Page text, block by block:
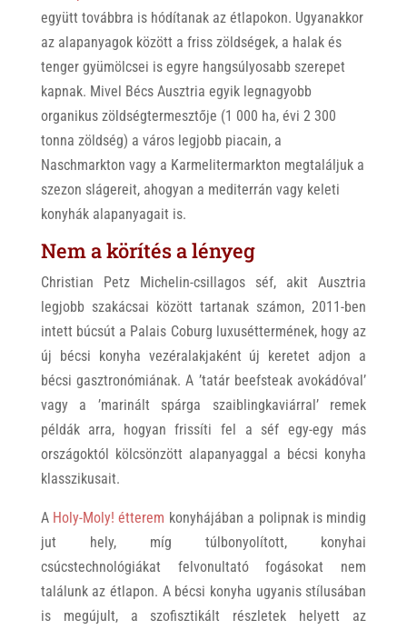
együtt továbbra is hódítanak az étlapokon. Ugyanakkor
az alapanyagok között a friss zöldségek, a halak és
tenger gyümölcsei is egyre hangsúlyosabb szerepet
kapnak. Mivel Bécs Ausztria egyik legnagyobb
organikus zöldségtermesztője (1 000 ha, évi 2 300
tonna zöldség) a város legjobb piacain, a
Naschmarkton vagy a Karmelitermarkton megtaláljuk a
szezon slágereit, ahogyan a mediterrán vagy keleti
konyhák alapanyagait is.
Nem a körítés a lényeg
Christian Petz Michelin-csillagos séf, akit Ausztria
legjobb szakácsai között tartanak számon, 2011-ben
intett búcsút a Palais Coburg luxuséttermének, hogy az
új bécsi konyha vezéralakjaként új keretet adjon a
bécsi gasztronómiának. A ’tatár beefsteak avokádóval’
vagy a ’marinált spárga szaiblingkaviárral’ remek
példák arra, hogyan frissíti fel a séf egy-egy más
országoktól kölcsönzött alapanyaggal a bécsi konyha
klasszikusait.
A Holy-Moly! étterem konyhájában a polipnak is mindig
jut hely, míg túlbonyolított, konyhai
csúcstechnológiákat felvonultató fogásokat nem
találunk az étlapon. A bécsi konyha ugyanis stílusában
is megújult, a szofisztikált részletek helyett az